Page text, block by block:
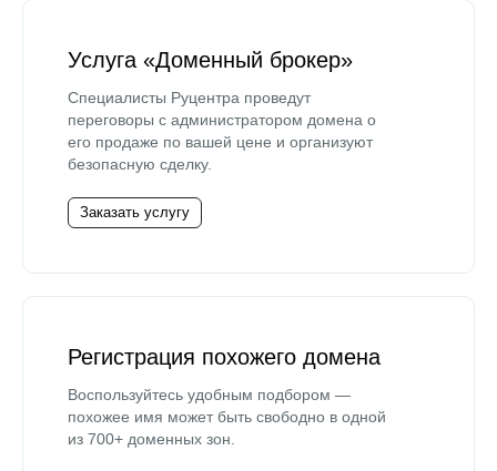
Услуга «Доменный брокер»
Специалисты Руцентра проведут
переговоры с администратором домена о
его продаже по вашей цене и организуют
безопасную сделку.
Заказать услугу
Регистрация похожего домена
Воспользуйтесь удобным подбором —
похожее имя может быть свободно в одной
из 700+ доменных зон.